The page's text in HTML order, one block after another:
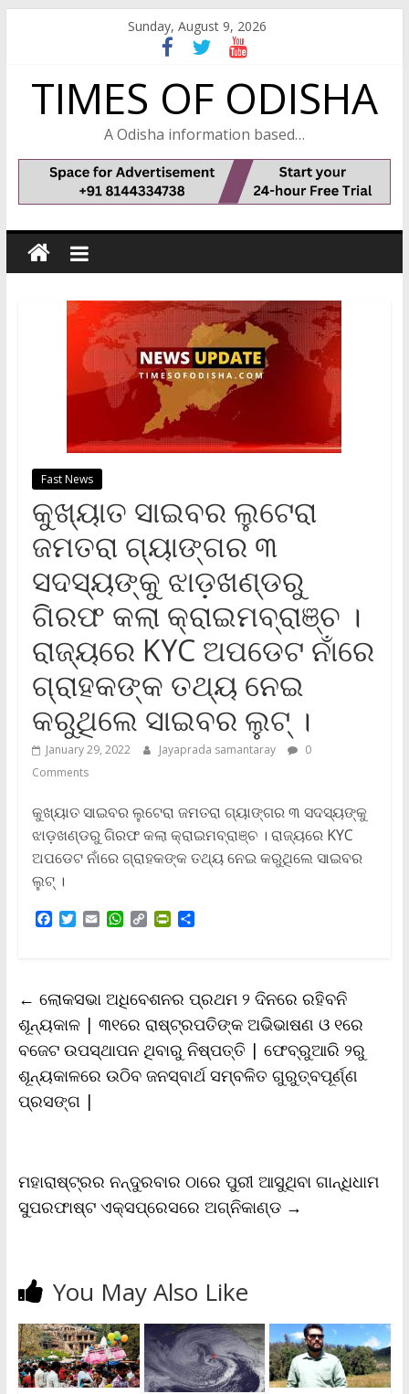
Sunday, August 9, 2026
TIMES OF ODISHA
A Odisha information based…
Fast News
କୁଖ୍ୟାତ ସାଇବର ଲୁଟେରା
ଜମତରା ଗ୍ୟାଙ୍ଗର ୩
ସଦସ୍ୟଙ୍କୁ ଝାଡ଼ଖଣ୍ଡରୁ
ଗିରଫ କଲା କ୍ରାଇମବ୍ରାଞ୍ଚ ।
ରାଜ୍ୟରେ KYC ଅପଡେଟ ନାଁରେ
ଗ୍ରାହକଙ୍କ ତଥ୍ୟ ନେଇ
କରୁଥିଲେ ସାଇବର ଲୁଟ୍‌ ।
January 29, 2022 Jayaprada samantaray
0
Comments
କୁଖ୍ୟାତ ସାଇବର ଲୁଟେରା ଜମତରା ଗ୍ୟାଙ୍ଗର ୩ ସଦସ୍ୟଙ୍କୁ
ଝାଡ଼ଖଣ୍ଡରୁ ଗିରଫ କଲା କ୍ରାଇମବ୍ରାଞ୍ଚ । ରାଜ୍ୟରେ KYC
ଅପଡେଟ ନାଁରେ ଗ୍ରାହକଙ୍କ ତଥ୍ୟ ନେଇ କରୁଥିଲେ ସାଇବର
ଲୁଟ୍‌ ।
F
o
o
k
T
e
r
E
W
A
p
p
C
i
n
k
P
F
r
i
e
n
d
S
← ଲୋକସଭା ଅଧିବେଶନର ପ୍ରଥମ ୨ ଦିନରେ ରହିବନି
ଶୂନ୍ୟକାଳ | ୩୧ରେ ରାଷ୍ଟ୍ରପତିଙ୍କ ଅଭିଭାଷଣ ଓ ୧ରେ
ବଜେଟ ଉପସ୍ଥାପନ ଥିବାରୁ ନିଷ୍ପତ୍ତି | ଫେବ୍ରୁଆରି ୨ରୁ
ଶୂନ୍ୟକାଳରେ ଉଠିବ ଜନସ୍ବାର୍ଥ ସମ୍ବଳିତ ଗୁରୁତ୍ବପୂର୍ଣ୍ଣ
ପ୍ରସଙ୍ଗ |
ମହାରାଷ୍ଟ୍ରର ନନ୍ଦୁରବାର ଠାରେ ପୁରୀ ଆସୁଥିବା ଗାନ୍ଧିଧାମ
ସୁପରଫାଷ୍ଟ ଏକ୍ସପ୍ରେସରେ ଅଗ୍ନିକାଣ୍ଡ →
You May Also Like